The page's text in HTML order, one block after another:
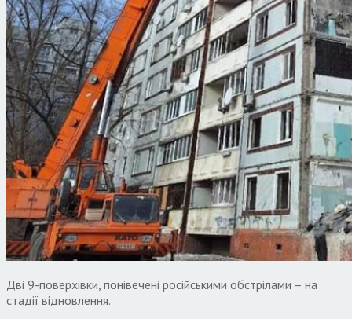
Дві 9-поверхівки, понівечені російськими обстрілами – на
стадії відновлення.